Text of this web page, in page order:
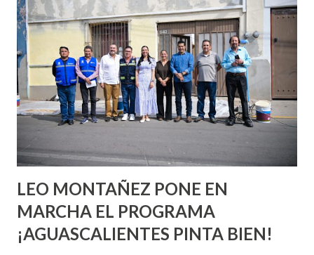
quienes ya han tenido relaciones sexuales no son expertos
o expertas en el tema. Siempre hay algo nuevo que
aprender y nuevas experiencias que conocer. Si eres una
chica y aún no has tenido relaciones sexuales, tal vez
pienses que el sexo será increíble y no puedas esperar para
experimentarlo, pero como cualquier persona con
experiencia te dirá, siempre es mejor cuando ambas partes
son suficientemen...
LEO MONTAÑEZ PONE EN
MARCHA EL PROGRAMA
¡AGUASCALIENTES PINTA BIEN!